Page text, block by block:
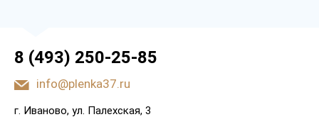
8 (493) 250-25-85
info@plenka37.ru
г. Иваново, ул. Палехская, 3